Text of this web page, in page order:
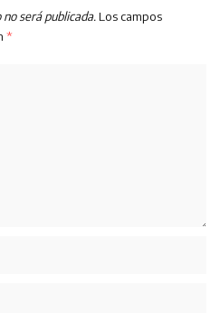
será publicada. Los campos
*